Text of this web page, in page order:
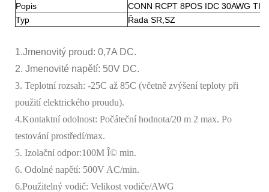
Popis
CONN RCPT 8POS IDC 30AWG TIN
Typ
Řada SR,SZ
1.Jmenovitý proud: 0,7A DC.
2. Jmenovité napětí: 50V DC.
3. Teplotní rozsah: -25C až 85C (včetně zvýšení teploty při
použití elektrického proudu).
4.Kontaktní odolnost: Počáteční hodnota/20 m 2 max. Po
testování prostředí/max.
5. Izolační odpor:100M Î© min.
6. Odolné napětí: 500V AC/min.
6.Použitelný vodič: Velikost vodiče/AWG